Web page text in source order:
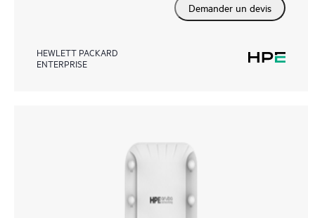
Demander un devis
HEWLETT PACKARD
ENTERPRISE